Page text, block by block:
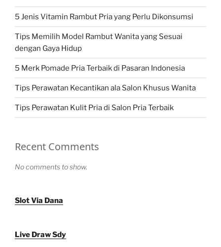
5 Jenis Vitamin Rambut Pria yang Perlu Dikonsumsi
Tips Memilih Model Rambut Wanita yang Sesuai
dengan Gaya Hidup
5 Merk Pomade Pria Terbaik di Pasaran Indonesia
Tips Perawatan Kecantikan ala Salon Khusus Wanita
Tips Perawatan Kulit Pria di Salon Pria Terbaik
Recent Comments
No comments to show.
Slot Via Dana
Live Draw Sdy